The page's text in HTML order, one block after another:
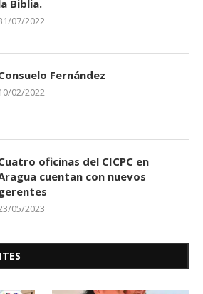
la Biblia.
07/2022
Fernández
10/02/2022
oficinas del CICPC en
cuentan con nuevos
05/2023